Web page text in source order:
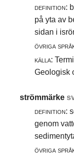
definition:
på yta av
sidan i
övriga
källa:
Geologisk
strömmärke
definition:
genom
övriga